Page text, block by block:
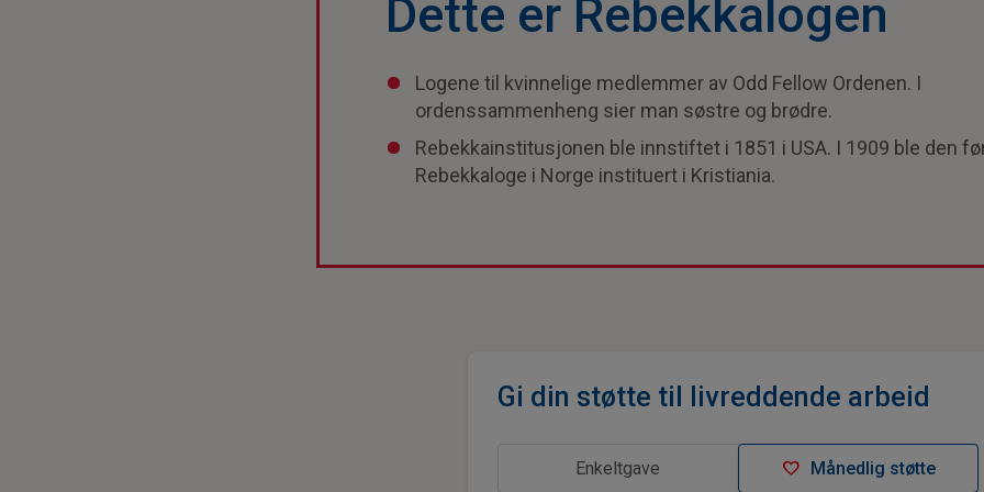
Dette er Rebekkalogen
Logene til kvinnelige medlemmer av Odd Fellow Ordenen. I
ordenssammenheng sier man søstre og brødre.
Rebekkainstitusjonen ble innstiftet i 1851 i USA. I 1909 ble den
Rebekkaloge i Norge instituert i Kristiania.
Gi din støtte til livreddende arbeid
Enkeltgave favorite Månedlig støtte